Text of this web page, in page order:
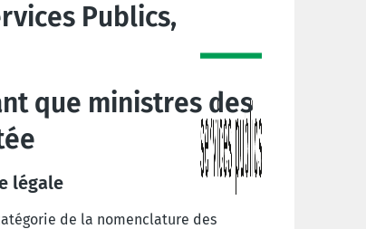
Publics,
que ministres des
légale
de la nomenclature des